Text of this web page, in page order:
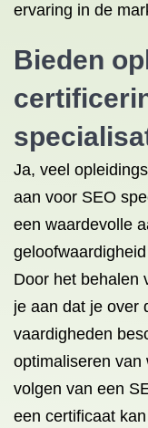
ervaring in de
Bieden
Ja, veel
aan voor SEO
een waardevolle
Door het behalen
je aan dat je over
vaardigheden
optimaliseren van
volgen van een
een certificaat